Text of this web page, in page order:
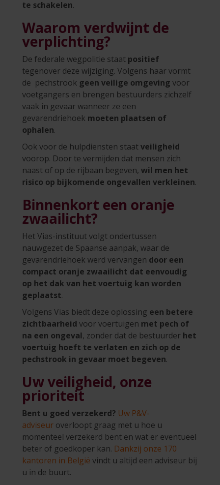
te schakelen.
Waarom verdwijnt de
verplichting?
De federale wegpolitie staat positief
tegenover deze wijziging. Volgens haar vormt
de pechstrook geen veilige omgeving voor
voetgangers en brengen bestuurders zichzelf
vaak in gevaar wanneer ze een
gevarendriehoek moeten plaatsen of
ophalen.
Ook voor de hulpdiensten staatveiligheid
voorop. Door te vermijden dat mensen zich
naast of op de rijbaan begeven, wil men het
risico op bijkomende ongevallen verkleinen.
Binnenkort een oranje
zwaailicht?
Het Vias-instituut volgt ondertussen
nauwgezet de Spaanse aanpak, waar de
gevarendriehoek werd vervangen door een
compact oranje zwaailicht dat eenvoudig
op het dak van het voertuig kan worden
geplaatst.
Volgens Vias biedt deze oplossing een betere
zichtbaarheid voor voertuigen met pech of
na een ongeval, zonder dat de bestuurder het
voertuig hoeft te verlaten en zich op de
pechstrook in gevaar moet begeven.
Uw veiligheid, onze
prioriteit
Bent u goed verzekerd? Uw P&V-
adviseur overloopt graag met u hoe u
momenteel verzekerd bent en wat er eventueel
beter of goedkoper kan. Dankzij onze 170
kantoren in België vindt u altijd een adviseur bij
u in de buurt.